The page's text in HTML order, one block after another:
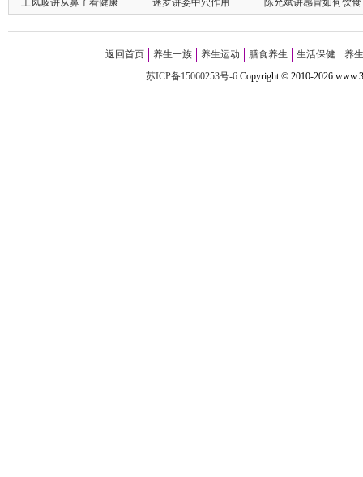
王凤岐讲从鼻子看健康 迷罗讲委中穴作用 陈允斌讲感冒如何饮食
返回首页 养生一族 养生运动 膳食养生 生活保健
养
苏ICP备15060253号-6Copyright©2010-2026